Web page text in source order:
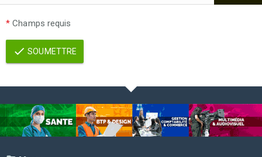
* Champs requis
SOUMETTRE